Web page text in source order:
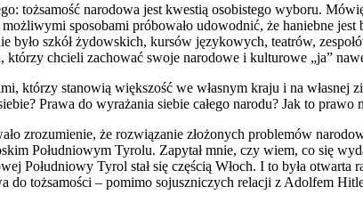
tożsamość narodowa jest kwestią osobistego wyboru.
sposobami próbowało udowodnić, że haniebne
było szkół żydowskich, kursów językowych, teatrów,
którzy chcieli zachować swoje narodowe i kulturowe „ja”
którzy stanowią większość we własnym kraju i na własnej
Prawa do wyrażania siebie całego narodu? Jak to
zrozumienie, że rozwiązanie złożonych problemów
Południowym Tyrolu. Zapytał mnie, czy wiem, co się
Południowy Tyrol stał się częścią Włoch. I to była otwarta
do tożsamości – pomimo sojuszniczych relacji z Adolfem